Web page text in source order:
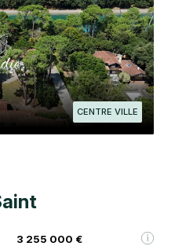
CENTRE VILLE
3 255 000 €